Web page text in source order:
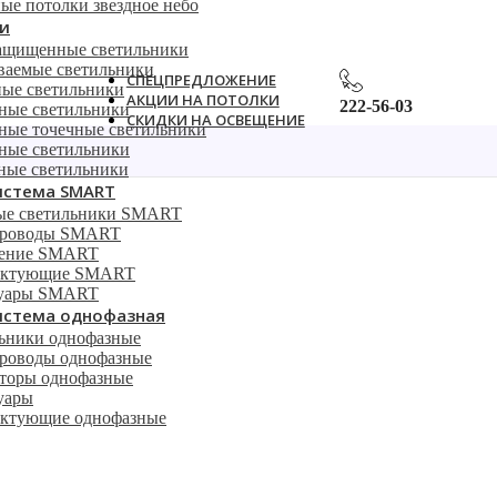
СПЕЦПРЕДЛОЖЕНИЕ
АКЦИИ НА ПОТОЛКИ
СКИДКИ НА ОСВЕЩЕНИЕ
222-56-03
потолки звездное небо
светильники
светильники
светильники
светильники
точечные светильники
светильники
светильники
SMART
светильники SMART
SMART
SMART
SMART
SMART
однофазная
однофазные
однофазные
однофазные
однофазные
профиля Denkirs TR3043-AL